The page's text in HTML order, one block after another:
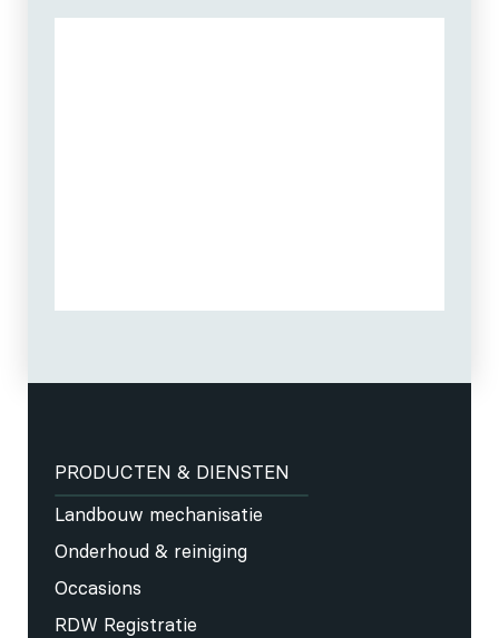
PRODUCTEN & DIENSTEN
Landbouw mechanisatie
Onderhoud & reiniging
Occasions
RDW Registratie